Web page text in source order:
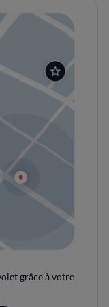
grâce à votre